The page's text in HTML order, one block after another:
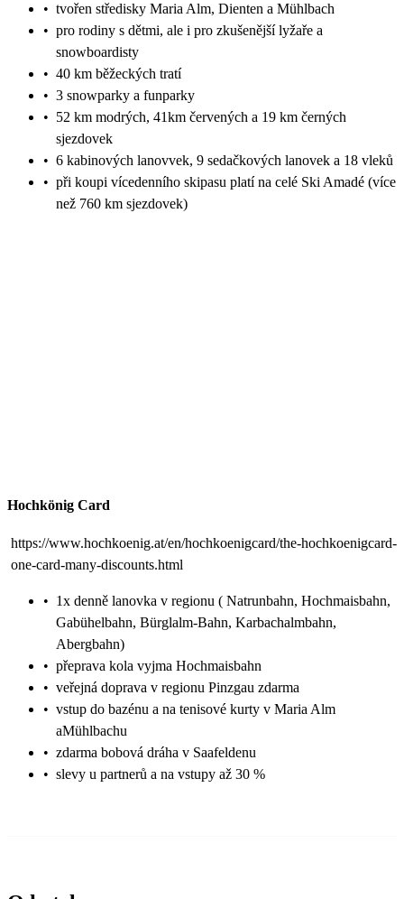
• tvořen středisky Maria Alm, Dienten a Mühlbach
• pro rodiny s dětmi, ale i pro zkušenější lyžaře a
snowboardisty
• 40 km běžeckých tratí
• 3 snowparky a funparky
• 52 km modrých, 41km červených a 19 km černých
sjezdovek
• 6 kabinových lanovvek, 9 sedačkových lanovek a 18 vleků
• při koupi vícedenního skipasu platí na celé Ski Amadé (více
než 760 km sjezdovek)
Hochkönig Card
https://www.hochkoenig.at/en/hochkoenigcard/the-hochkoenigcard-
one-card-many-discounts.html
• 1x denně lanovka v regionu ( Natrunbahn, Hochmaisbahn,
Gabühelbahn, Bürglalm-Bahn, Karbachalmbahn,
Abergbahn)
• přeprava kola vyjma Hochmaisbahn
• veřejná doprava v regionu Pinzgau zdarma
• vstup do bazénu a na tenisové kurty v Maria Alm
aMühlbachu
• zdarma bobová dráha v Saafeldenu
• slevy u partnerů a na vstupy až 30 %